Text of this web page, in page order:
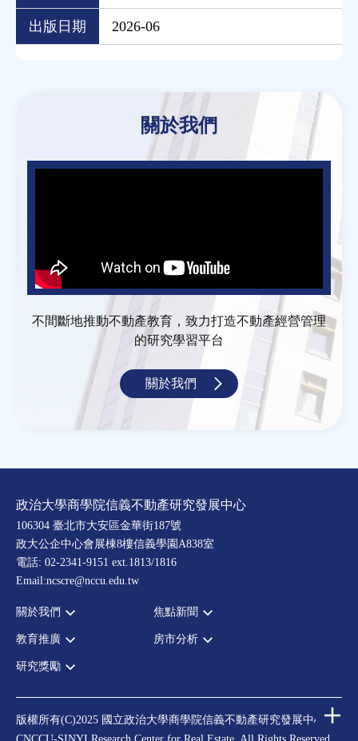
出版日期 2026-06
關於我們
不間斷地推動不動產教育，致力打造不動產經營管理
的研究學習平台
關於我們
政治大學商學院信義不動產研究發展中心
106304 臺北市大安區金華街187號
政大公企中心會展棟8樓信義學園A838室
電話: 02-2341-9151 ext.1813/1816
Email:ncscre@nccu.edu.tw
關於我們
宗旨願景
設置辦法
指導委員
中心成員
焦點新聞
全部新聞
法律新訊
教育推廣
全部活動
理財規劃講座
房市分析
研究獎勵
住宅學會論文獎支援
都市計劃學會論文獎支援
版權所有(C)2025 國立政治大學商學院信義不動產研究發展中心